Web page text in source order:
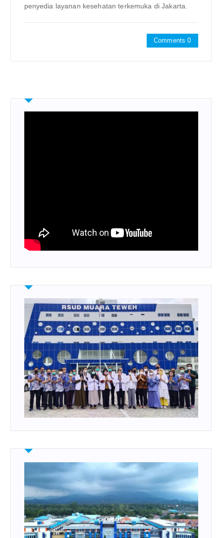
penyedia layanan kesehatan terkemuka di Jakarta.
Comments 0